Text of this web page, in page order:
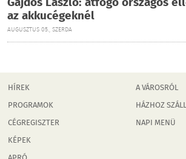
az akkucégeknél
AUGUSZTUS 05., SZERDA
HÍREK
PROGRAMOK
CÉGREGISZTER
KÉPEK
A VÁROSRÓL
HÁZHOZ
NAPI MENÜ